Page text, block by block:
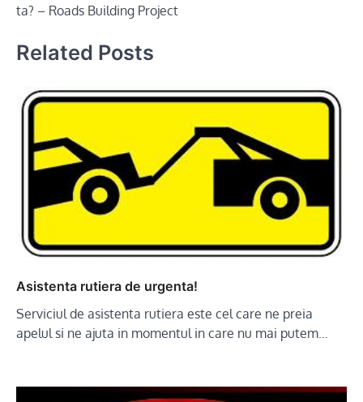
ta? – Roads Building Project
Related Posts
Asistenta rutiera de urgenta!
Serviciul de asistenta rutiera este cel care ne preia
apelul si ne ajuta in momentul in care nu mai putem…